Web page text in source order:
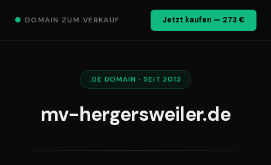
● DOMAIN ZUM VERKAUF Jetzt kaufen — 273 €
.DE DOMAIN · SEIT 2013
mv-hergersweiler.de